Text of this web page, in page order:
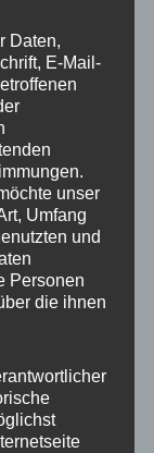
Daten,
E-Mail-
unser
Umfang
und
Personen
die ihnen